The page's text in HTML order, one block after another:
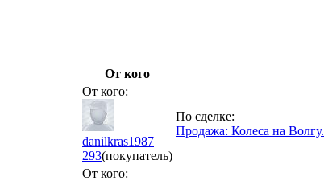
От кого
От кого:
danilkras1987
293(покупатель)
По сделке:
Продажа: Колеса на Волгу.
От кого: